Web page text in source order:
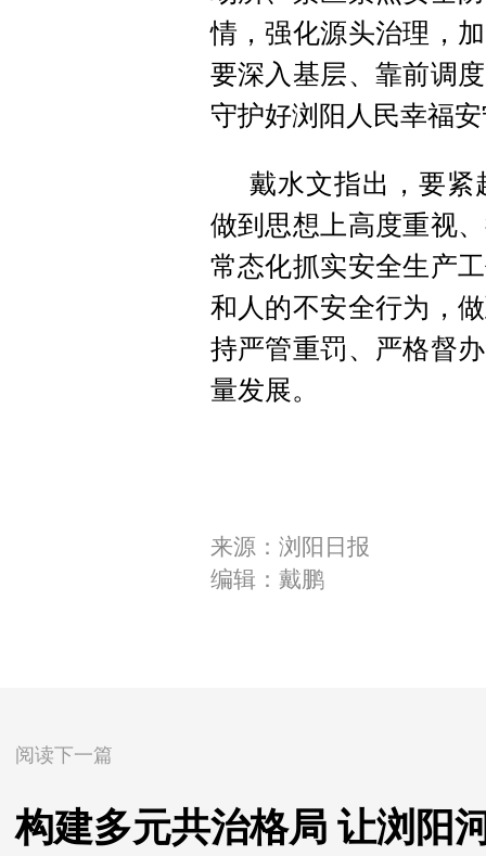
情，强化源头治理，
要深入基层、靠前调
守护好浏阳人民幸福
戴水文指出，要紧
做到思想上高度重视
常态化抓实安全生产
和人的不安全行为，
持严管重罚、严格督
量发展。
来源：浏阳日报
编辑：戴鹏
阅读下一篇
构建多元共治格局 让浏阳